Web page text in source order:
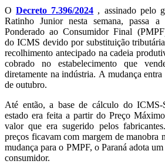
ODecreto 7.396/2024 , assinado pelo
Ratinho Junior nesta semana, passa
Ponderado ao Consumidor Final
do ICMS devido por substituição
recolhimento antecipado na cadeia
cobrado no estabelecimento que
diretamente na indústria. A mudança
de outubro.
Até então, a base de cálculo do ICMS-
estado era feita a partir do Preço
valor que era sugerido pelos
preços ficavam com margem de manobra
mudança para o PMPF, o Paraná adota
consumidor.